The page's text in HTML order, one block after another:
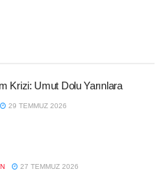
Krizi: Umut Dolu Yarınlara
29 TEMMUZ 2026
27 TEMMUZ 2026